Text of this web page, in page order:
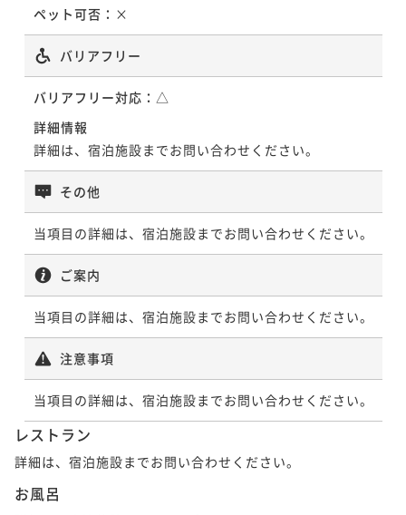
RESOL池袋☆ゆったり連泊STAYプラン♪ 東池袋駅よ
素泊まり 現地決済可
ポイント即利用で最大5％OFF
ペット可否： ×
バリアフリー
バリアフリー対応： △
詳細情報
詳細は、宿泊施設までお問い合わせください。
その他
当項目の詳細は、宿泊施設までお問い合わせください。
ご案内
当項目の詳細は、宿泊施設までお問い合わせください。
注意事項
当項目の詳細は、宿泊施設までお問い合わせください。
レストラン
詳細は、宿泊施設までお問い合わせください。
お風呂